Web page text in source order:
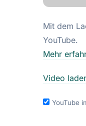
Mit dem
YouTube.
Mehr
Video
YouTube